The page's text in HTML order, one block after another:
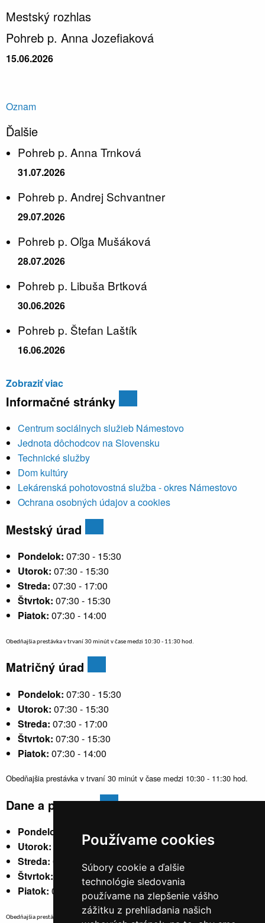
Používame cookies
Súbory cookie a ďalšie
technológie sledovania
používame na zlepšenie vášho
zážitku z prehliadania našich
Mestský rozhlas
Pohreb p. Anna Jozefiaková
15.06.2026
Oznam
Ďalšie
Pohreb p. Anna Trnková
31.07.2026
Pohreb p. Andrej Schvantner
29.07.2026
Pohreb p. Oľga Mušáková
28.07.2026
Pohreb p. Libuša Brtková
30.06.2026
Pohreb p. Štefan Laštík
16.06.2026
Zobraziť viac
Informačné stránky
Centrum sociálnych služieb Námestovo
Jednota dôchodcov na Slovensku
Technické služby
Dom kultúry
Lekárenská pohotovostná služba - okres Námestovo
Ochrana osobných údajov a cookies
Mestský úrad
Pondelok: 07:30 - 15:30
Utorok: 07:30 - 15:30
Streda: 07:30 - 17:00
Štvrtok: 07:30 - 15:30
Piatok: 07:30 - 14:00
Obedňajšia prestávka v trvaní 30 minút v čase medzi 10:30 - 11:30 hod.
Matričný úrad
Pondelok: 07:30 - 15:30
Utorok: 07:30 - 15:30
Streda: 07:30 - 17:00
Štvrtok: 07:30 - 15:30
Piatok: 07:30 - 14:00
Obedňajšia prestávka v trvaní 30 minút v čase medzi 10:30 - 11:30 hod.
Dane a poplatky
Pondelok:
07:30 - 15:30
Utorok:
nestránkový
Streda: 07:30 - 17:00
Štvrtok:
nestránkový
Piatok: 07:30 - 14:00
Obedňajšia prestávka v trvaní 30 minút v čase medzi 10:30 - 11:30 hod.